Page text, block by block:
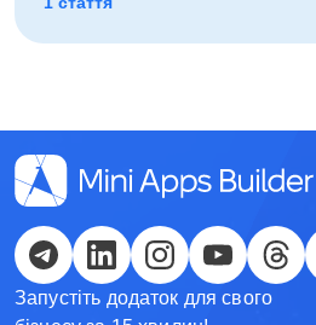
Запустіть додаток для свого
English
Кыргызча
Русский
Қазақша